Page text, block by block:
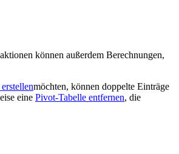
können außerdem Berechnungen,
möchten, können doppelte Einträge
eine Pivot-Tabelle entfernen, die